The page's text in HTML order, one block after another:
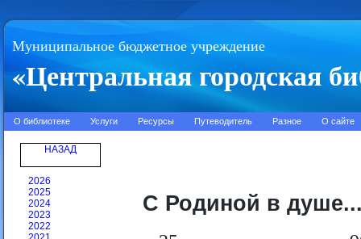
Муниципальное бюджетное учреждение
«Центральная городская
О библиотеке Услуги Ресурсы Путеводитель Разное О сайте
НАЗАД
2026
2025
2024
2023
2022
С Родиной в